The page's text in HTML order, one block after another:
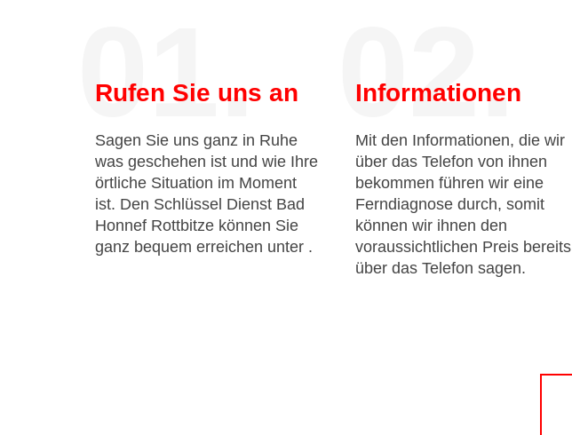
01.
Rufen Sie uns an
Sagen Sie uns ganz in Ruhe
was geschehen ist und wie Ihre
örtliche Situation im Moment
ist. Den Schlüssel Dienst Bad
Honnef Rottbitze können Sie
ganz bequem erreichen unter .
02.
Informationen
Mit den Informationen, die wir
über das Telefon von ihnen
bekommen führen wir eine
Ferndiagnose durch, somit
können wir ihnen den
voraussichtlichen Preis bereits
über das Telefon sagen.